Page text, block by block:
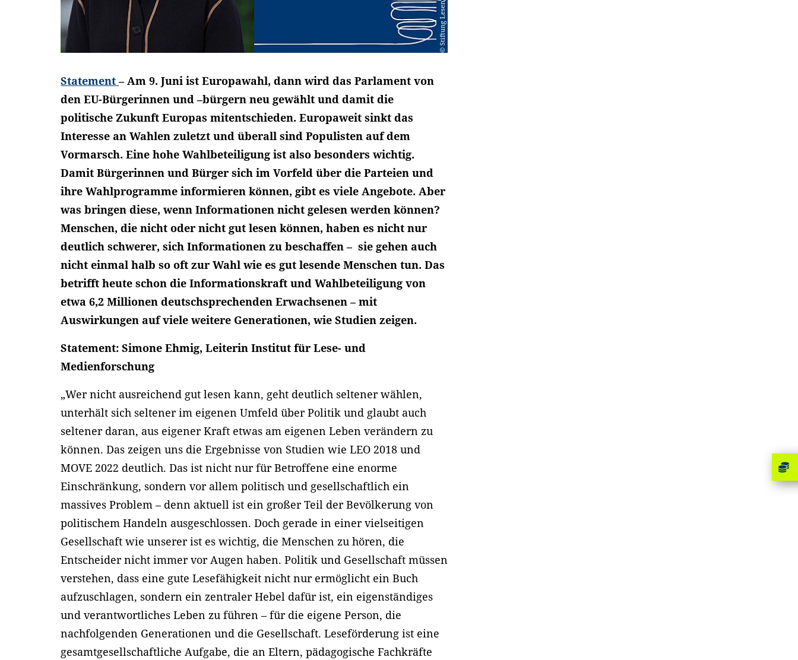
© Stiftung Lesen
Statement– Am 9. Juni ist Europawahl, dann wird das Parlament von
den EU-Bürgerinnen und –bürgern neu gewählt und damit die
politische Zukunft Europas mitentschieden. Europaweit sinkt das
Interesse an Wahlen zuletzt und überall sind Populisten auf dem
Vormarsch. Eine hohe Wahlbeteiligung ist also besonders wichtig.
Damit Bürgerinnen und Bürger sich im Vorfeld über die Parteien und
ihre Wahlprogramme informieren können, gibt es viele Angebote. Aber
was bringen diese, wenn Informationen nicht gelesen werden können?
Menschen, die nicht oder nicht gut lesen können, haben es nicht nur
deutlich schwerer, sich Informationen zu beschaffen – sie gehen auch
nicht einmal halb so oft zur Wahl wie es gut lesende Menschen tun. Das
betrifft heute schon die Informationskraft und Wahlbeteiligung von
etwa 6,2 Millionen deutschsprechenden Erwachsenen – mit
Auswirkungen auf viele weitere Generationen, wie Studien zeigen.
Statement: Simone Ehmig, Leiterin Institut für Lese- und
Medienforschung
„Wer nicht ausreichend gut lesen kann, geht deutlich seltener wählen,
unterhält sich seltener im eigenen Umfeld über Politik und glaubt auch
seltener daran, aus eigener Kraft etwas am eigenen Leben verändern zu
können. Das zeigen uns die Ergebnisse von Studien wie LEO 2018 und
MOVE 2022 deutlich. Das ist nicht nur für Betroffene eine enorme
Einschränkung, sondern vor allem politisch und gesellschaftlich ein
massives Problem – denn aktuell ist ein großer Teil der Bevölkerung von
politischem Handeln ausgeschlossen. Doch gerade in einer vielseitigen
Gesellschaft wie unserer ist es wichtig, die Menschen zu hören, die
Entscheider nicht immer vor Augen haben. Politik und Gesellschaft müssen
verstehen, dass eine gute Lesefähigkeit nicht nur ermöglicht ein Buch
aufzuschlagen, sondern ein zentraler Hebel dafür ist, ein eigenständiges
und verantwortliches Leben zu führen – für die eigene Person, die
nachfolgenden Generationen und die Gesellschaft. Leseförderung ist eine
gesamtgesellschaftliche Aufgabe, die an Eltern, pädagogische Fachkräfte